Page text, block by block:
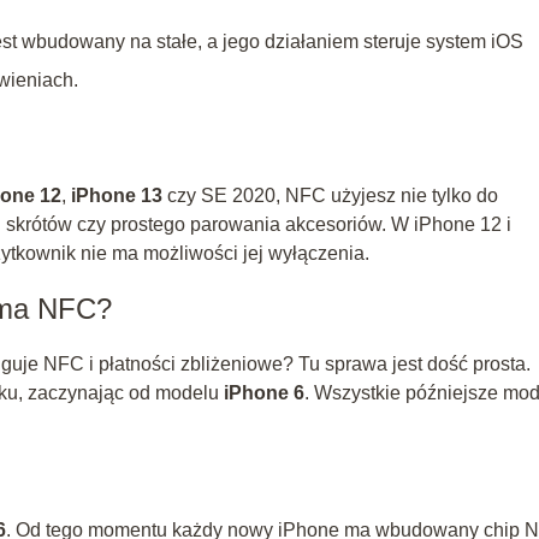
wbudowany na stałe, a jego działaniem steruje system iOS
12, iPhone 13 czy SE 2020, NFC użyjesz nie tylko do
czy prostego parowania akcesoriów. W iPhone 12 i
nie ma możliwości jej wyłączenia.
NFC?
NFC i płatności zbliżeniowe? Tu sprawa jest dość prosta.
zaczynając od modelu iPhone 6. Wszystkie późniejsze
. Od tego momentu każdy nowy iPhone ma wbudowany chip